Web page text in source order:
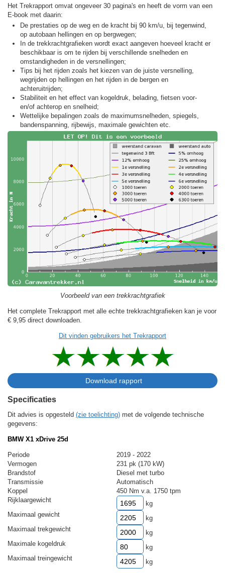
Het Trekrapport omvat ongeveer 30 pagina's en heeft de vorm van een
E-book met daarin:
De prestaties op de weg en de kracht bij 90 km/u, bij tegenwind,
op autobaan hellingen en op bergwegen;
In de trekkracht­grafieken wordt exact aangeven hoeveel kracht er
beschikbaar is om te rijden bij verschillende snelheden en
omstandigheden in de versnellingen;
Tips bij het rijden zoals het kiezen van de juiste versnelling,
wegrijden op hellingen en het rijden in de bergen en
achteruitrijden;
Stabiliteit en het effect van kogeldruk, belading, fietsen voor-
en/of achterop en snelheid;
Wettelijke bepalingen zoals de maximumsnelheden, spiegels,
bandenspanning, rijbewijs, maximale gewichten etc.
Voorbeeld van een trekkrachtgrafiek
Het complete Trekrapport met alle echte trekkrachtgrafieken kan je voor
€ 9,95 direct downloaden.
Dit vinden gebruikers het Trekrapport
Specificaties
Dit advies is opgesteld (zie toelichting) met de volgende technische
gegevens:
BMW X1 xDrive 25d
Periode
2019 - 2022
Vermogen
231 pk (170 kW)
Brandstof
Diesel met turbo
Transmissie
Automatisch
Koppel
450 Nm v.a. 1750 tpm
Rijklaargewicht
kg
Maximaal gewicht
kg
Maximaal trekgewicht
kg
Maximale kogeldruk
kg
Maximaal treingewicht
kg